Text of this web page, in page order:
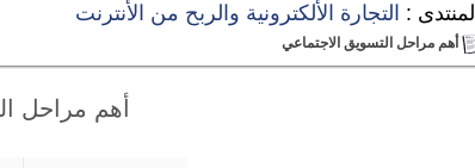
المنتدى : التجارة الألكترونية والربح من الأنترنت
أهم مراحل التسويق الاجتماعي
أهم مراحل